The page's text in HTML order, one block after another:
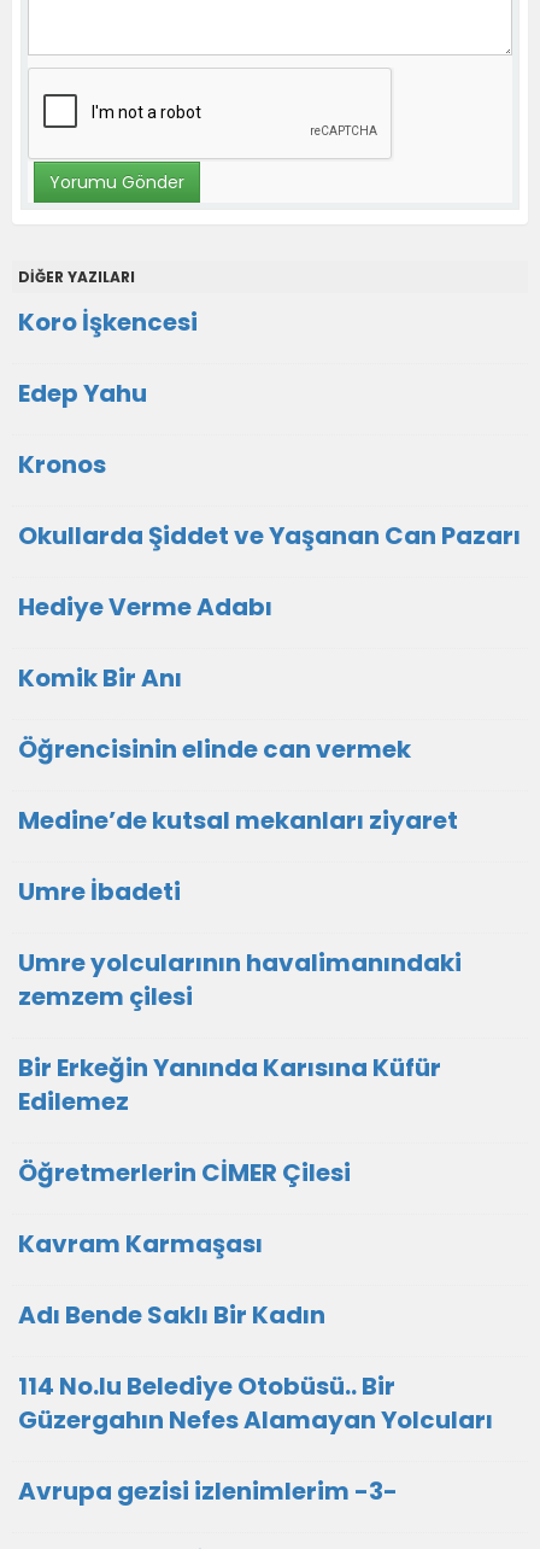
DİĞER YAZILARI
Koro İşkencesi
Edep Yahu
Kronos
Okullarda Şiddet ve Yaşanan Can Pazarı
Hediye Verme Adabı
Komik Bir Anı
Öğrencisinin elinde can vermek
Medine’de kutsal mekanları ziyaret
Umre İbadeti
Umre yolcularının havalimanındaki
zemzem çilesi
Bir Erkeğin Yanında Karısına Küfür
Edilemez
Öğretmerlerin CİMER Çilesi
Kavram Karmaşası
Adı Bende Saklı Bir Kadın
114 No.lu Belediye Otobüsü.. Bir
Güzergahın Nefes Alamayan Yolcuları
Avrupa gezisi izlenimlerim -3-